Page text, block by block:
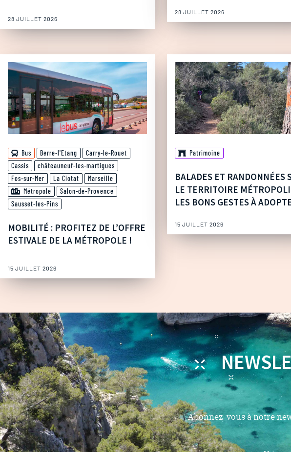
28 JUILLET 2026
28 JUILLET 2026
Bus Berre-l'Etang
Carry-le-Rouet
Cassis
châteauneuf-les-martigues
Fos-sur-Mer
La Ciotat
Marseille
Métropole
Salon-de-Provence
Sausset-les-Pins
MOBILITÉ : PROFITEZ DE L’OFFRE
ESTIVALE DE LA MÉTROPOLE !
15 JUILLET 2026
Patrimoine
BALADES ET RANDONNÉES
LE TERRITOIRE
LES BONS GESTES À
15 JUILLET 2026
Abonnez-vous à notre